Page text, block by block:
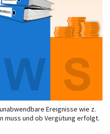
Ereignisse wie z.
muss und ob Vergütung erfolgt.